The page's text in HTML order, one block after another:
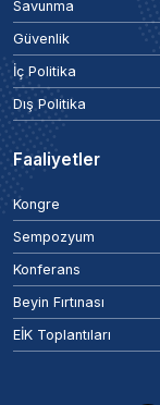
Savunma
Güvenlik
İç Politika
Dış Politika
Faaliyetler
Kongre
Sempozyum
Konferans
Beyin Fırtınası
EİK Toplantıları